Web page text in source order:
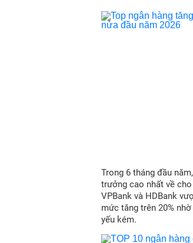
Trong 6 tháng đầu
trưởng cao nhất về
VPBank và HDBank
mức tăng trên 20%
yếu kém.